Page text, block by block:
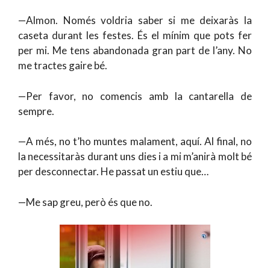
—Almon. Només voldria saber si me deixaràs la
caseta durant les festes. És el mínim que pots fer
per mi. Me tens abandonada gran part de l’any. No
me tractes gaire bé.
—Per favor, no comencis amb la cantarella de
sempre.
—A més, no t’ho muntes malament, aquí. Al final, no
la necessitaràs durant uns dies i a mi m’anirà molt bé
per desconnectar. He passat un estiu que…
—Me sap greu, però és que no.